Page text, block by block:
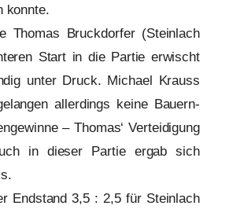
konnte.
Thomas Bruckdorfer (Steinlach
Start in die Partie erwischt
unter Druck. Michael Krauss
allerdings keine Bauern-
– Thomas‘ Verteidigung
in dieser Partie ergab sich
Endstand 3,5 : 2,5 für Steinlach